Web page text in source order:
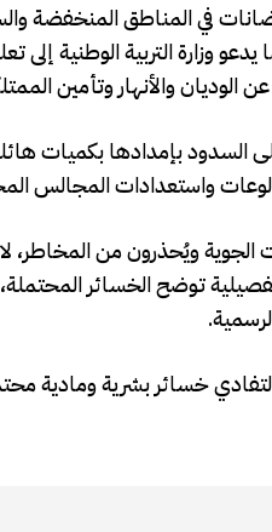
في المناطق المنخفضة
وزارة التربية الوطنية
الوديان والأنهار وتأمين
بإمدادها بكميات
واستعدادات المجالس
الجوية ويُحذرون من
توضح الخسائر
خسائر بشرية ومادية